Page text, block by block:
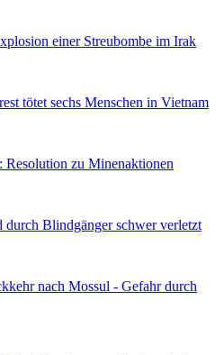
einer Streubombe im Irak
tötet sechs Menschen in Vietnam
Resolution zu Minenaktionen
durch Blindgänger schwer verletzt
nach Mossul - Gefahr durch